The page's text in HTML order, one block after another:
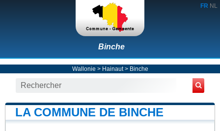
FR NL
Binche
Wallonie > Hainaut> Binche
LA COMMUNE DE BINCHE